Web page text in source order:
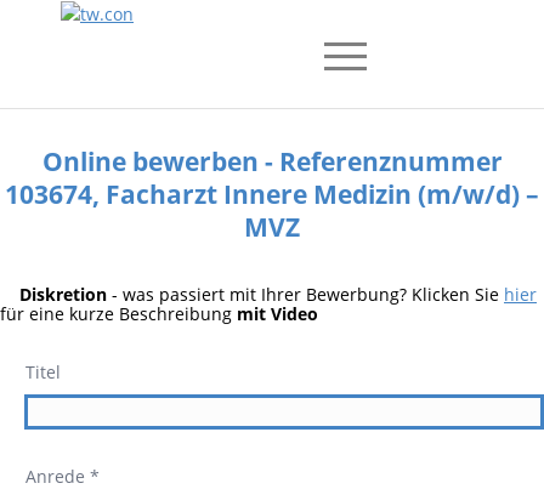
Online bewerben - Referenznummer
103674, Facharzt Innere Medizin (m/w/d) –
MVZ
Diskretion - was passiert mit Ihrer Bewerbung? Klicken Sie hier
für eine kurze Beschreibung mit Video
Titel
Anrede *